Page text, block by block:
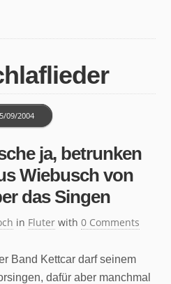
ja, betrunken
Wiebusch von
das Singen
09/2004
in Fluter with 0 Comments
Band Kettcar darf seinem
dafür aber manchmal